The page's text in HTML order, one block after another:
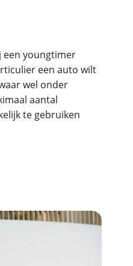
een youngtimer
een auto wilt
wel onder
aantal
te gebruiken